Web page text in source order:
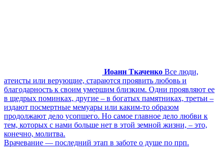
Иоанн Ткаченко Все люди,
атеисты или верующие, стараются проявить любовь и
благодарность к своим умершим близким. Одни проявляют ее
в щедрых поминках, другие – в богатых памятниках, третьи –
издают посмертные мемуары или каким-то образом
продолжают дело усопшего. Но самое главное дело любви к
тем, которых с нами больше нет в этой земной жизни, – это,
конечно, молитва.
Врачевание ― последний этап в заботе о душе по прп.